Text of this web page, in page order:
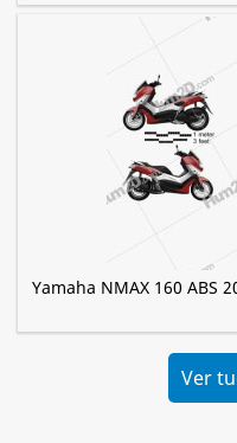
Yamaha NMAX 160 ABS
Ver